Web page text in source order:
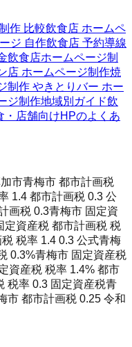
作 比較飲食店 ホームペ
ジ 自作飲食店 予約導線
飲食店ホームページ制
店 ホームページ制作焼
制作 やきとり バー ホー
ジ制作地域別ガイド飲
・店舗向けHPのよくあ
市青梅市 都市計画税
1.4 都市計画税 0.3 公
画税 0.3青梅市 固定資
定資産税 都市計画税 税
税率 1.4 0.3 公式青梅
0.3%青梅市 固定資産税
資産税 税率 1.4% 都市
税率 0.3 固定資産税青
市 都市計画税 0.25 令和